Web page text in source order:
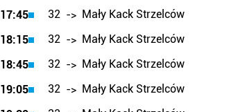
17:45
32 -> Mały Kack Strzelców
18:15
32 -> Mały Kack Strzelców
18:45
32 -> Mały Kack Strzelców
19:05
32 -> Mały Kack Strzelców